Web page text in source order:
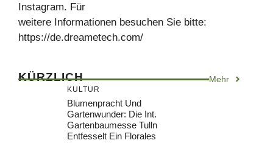
Instagram. Für
weitere Informationen besuchen Sie bitte:
https://de.dreametech.com/
KÜRZLICH Mehr
KULTUR
Blumenpracht Und
Gartenwunder: Die Int.
Gartenbaumesse Tulln
Entfesselt Ein Florales